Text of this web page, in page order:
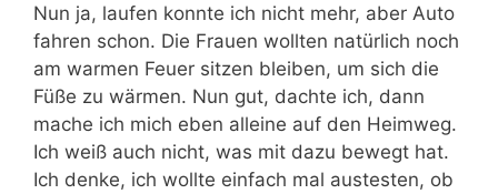
Nun ja, laufen konnte ich nicht mehr, aber Auto
fahren schon. Die Frauen wollten natürlich noch
am warmen Feuer sitzen bleiben, um sich die
Füße zu wärmen. Nun gut, dachte ich, dann
mache ich mich eben alleine auf den Heimweg.
Ich weiß auch nicht, was mit dazu bewegt hat.
Ich denke, ich wollte einfach mal austesten, ob